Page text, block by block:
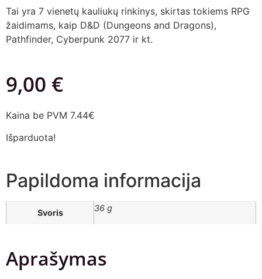
Tai yra 7 vienetų kauliukų rinkinys, skirtas tokiems RPG
žaidimams, kaip D&D (Dungeons and Dragons),
Pathfinder, Cyberpunk 2077 ir kt.
9,00 €
Kaina be PVM 7.44€
Išparduota!
Papildoma informacija
Svoris 36 g
Aprašymas